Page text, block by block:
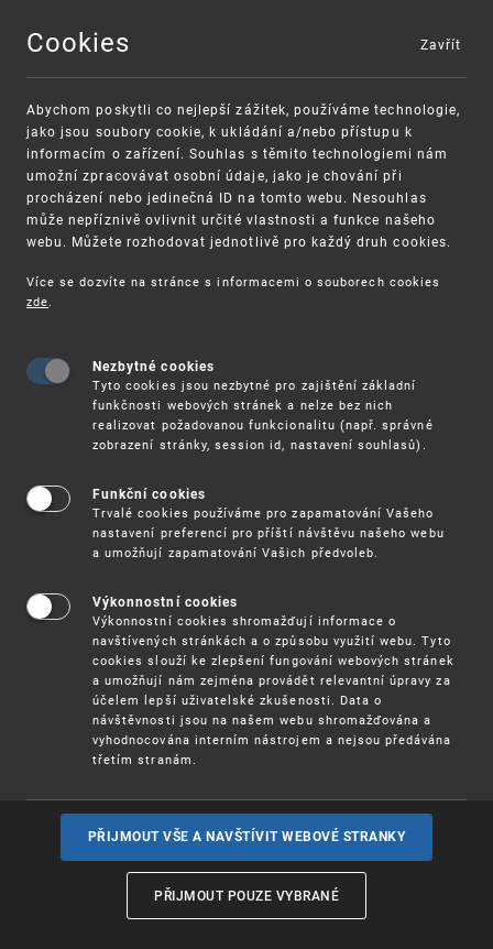
MENU
UPV
Seminář bude zaměřen na duševní vlastnictví ve
firmách a na praktické informace z oblasti
průmyslověprávní strategie. Součástí semináře
bude i sdílení příkladů správné praxe z této
oblasti.
-- Kdy:
11. 12. 2020 od 9,00 hodin
Více informací(pdf, 1,5 MB)
REGISTRUJTE SE , prosím, prostřednictvím
systému, který je dostupný pod tlačítkem „
Semináře
“ na stránkách www.upv.cz.
Cookies
Abychom poskytli co nejlepší zážitek, používáme technologie,
jako jsou soubory cookie, k ukládání a/nebo přístupu k
informacím o zařízení. Souhlas s těmito technologiemi nám
umožní zpracovávat osobní údaje, jako je chování při
procházení nebo jedinečná ID na tomto webu. Nesouhlas
může nepříznivě ovlivnit určité vlastnosti a funkce našeho
webu. Můžete rozhodovat jednotlivě pro každý druh cookies.
Více se dozvíte na stránce s informacemi o souborech cookies
zde.
Nezbytné cookies
Tyto cookies jsou nezbytné pro zajištění základní
funkčnosti webových stránek a nelze bez nich
realizovat požadovanou funkcionalitu (např. správné
zobrazení stránky, session id, nastavení souhlasů).
Funkční cookies
Trvalé cookies používáme pro zapamatování Vašeho
nastavení preferencí pro příští návštěvu našeho webu
a umožňují zapamatování Vašich předvoleb.
Výkonnostní cookies
Výkonnostní cookies shromažďují informace o
navštívených stránkách a o způsobu využití webu. Tyto
cookies slouží ke zlepšení fungování webových stránek
a umožňují nám zejména provádět relevantní úpravy za
účelem lepší uživatelské zkušenosti. Data o
návštěvnosti jsou na našem webu shromažďována a
vyhodnocována interním nástrojem a nejsou předávána
třetím stranám.
PŘIJMOUT VŠE A NAVŠTÍVIT WEBOVÉ STRANKY
PŘIJMOUT POUZE VYBRANÉ
Zavřít